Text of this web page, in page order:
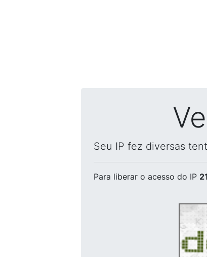
Seu IP fez diversas
Para liberar o acesso do IP